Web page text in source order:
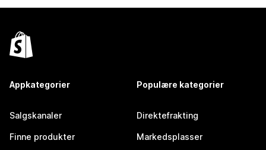
Appkategorier
Salgskanaler
Finne produkter
Populære kategorier
Direktefrakting
Markedsplasser